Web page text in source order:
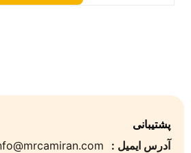
پشتیبانی
آدرس ایمیل :